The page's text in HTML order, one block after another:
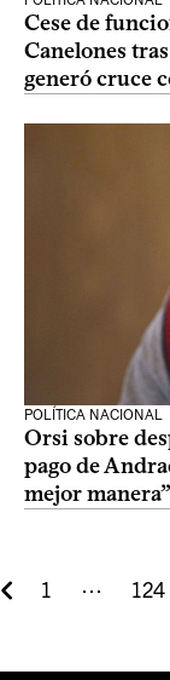
Cese de
Canelones
generó cruce
POLÍTICA NACIONAL
Orsi sobre
pago de
mejor manera”
1 ⋯ 124